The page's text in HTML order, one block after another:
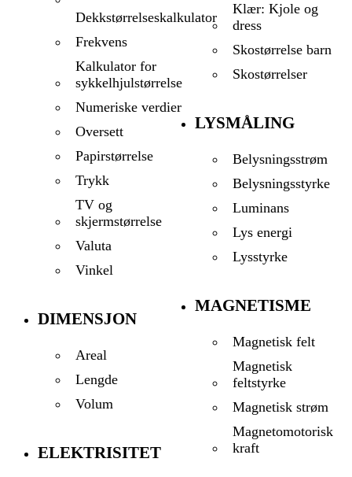
Dekkstørrelseskalkulator
Frekvens
Kalkulator for
sykkelhjulstørrelse
Numeriske verdier
Oversett
Papirstørrelse
Trykk
TV og
skjermstørrelse
Valuta
Vinkel
DIMENSJON
Areal
Lengde
Volum
ELEKTRISITET
Klær: Kjole og
dress
Skostørrelse barn
Skostørrelser
LYSMÅLING
Belysningsstrøm
Belysningsstyrke
Luminans
Lys energi
Lysstyrke
MAGNETISME
Magnetisk felt
Magnetisk
feltstyrke
Magnetisk strøm
Magnetomotorisk
kraft